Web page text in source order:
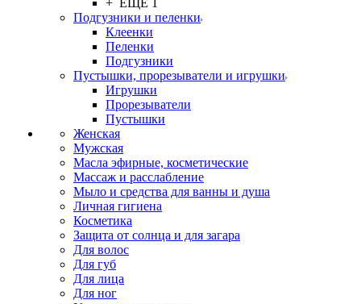
+ ЕЩЕ 1
Подгузники и пеленки
Клеенки
Пеленки
Подгузники
Пустышки, прорезыватели и игрушки
Игрушки
Прорезыватели
Пустышки
Женская
Мужская
Масла эфирные, косметические
Массаж и расслабление
Мыло и средства для ванны и душа
Личная гигиена
Косметика
Защита от солнца и для загара
Для волос
Для губ
Для лица
Для ног